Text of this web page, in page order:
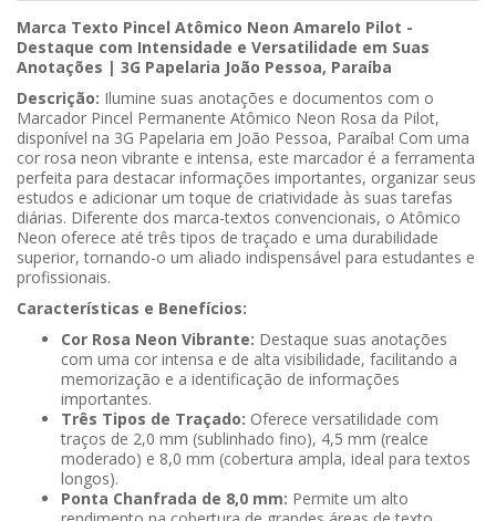
Marca Texto Pincel Atômico Neon Amarelo Pilot -
Destaque com Intensidade e Versatilidade em Suas
Anotações | 3G Papelaria João Pessoa, Paraíba
Descrição: Ilumine suas anotações e documentos com o
Marcador Pincel Permanente Atômico Neon Rosa da Pilot,
disponível na 3G Papelaria em João Pessoa, Paraíba! Com uma
cor rosa neon vibrante e intensa, este marcador é a ferramenta
perfeita para destacar informações importantes, organizar seus
estudos e adicionar um toque de criatividade às suas tarefas
diárias. Diferente dos marca-textos convencionais, o Atômico
Neon oferece até três tipos de traçado e uma durabilidade
superior, tornando-o um aliado indispensável para estudantes e
profissionais.
Características e Benefícios:
Cor Rosa Neon Vibrante: Destaque suas anotações
com uma cor intensa e de alta visibilidade, facilitando a
memorização e a identificação de informações
importantes.
Três Tipos de Traçado: Oferece versatilidade com
traços de 2,0 mm (sublinhado fino), 4,5 mm (realce
moderado) e 8,0 mm (cobertura ampla, ideal para textos
longos).
Ponta Chanfrada de 8,0 mm: Permite um alto